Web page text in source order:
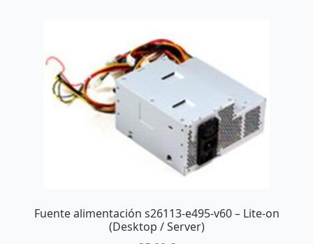
Fuente alimentación s26113-e495-v60 – Lite-on
(Desktop / Server)